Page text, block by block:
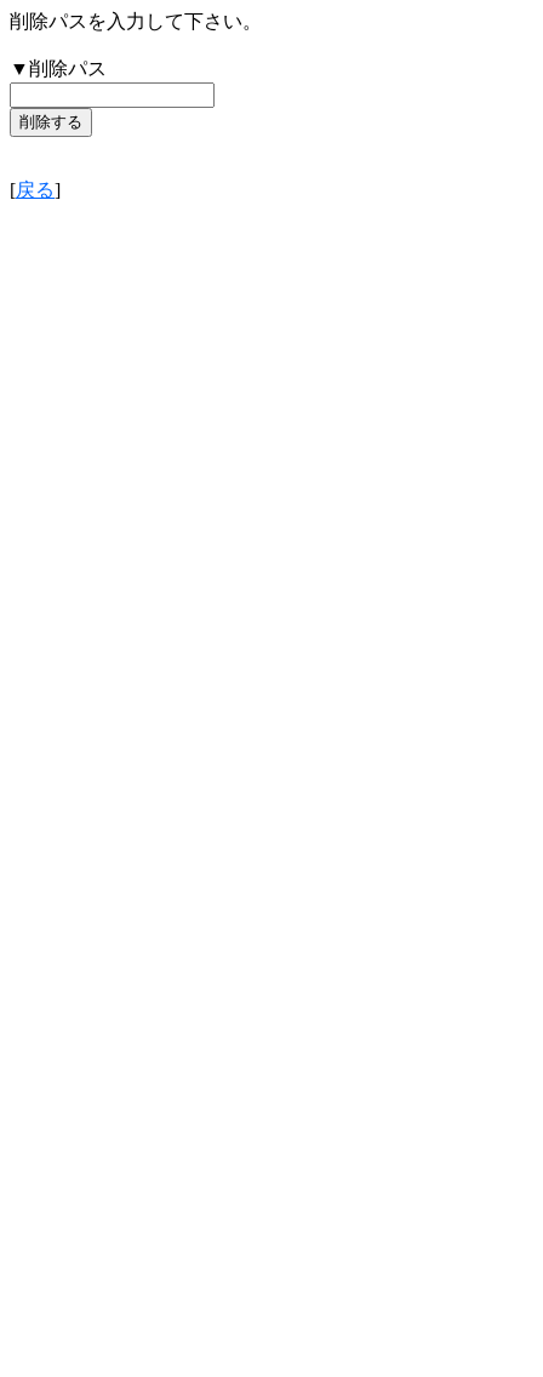
削除パスを入力して下さい。
▼削除パス
[戻る]